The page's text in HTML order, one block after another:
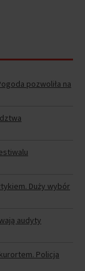
pozwoliła na
Duży wybór
audyty
Policja